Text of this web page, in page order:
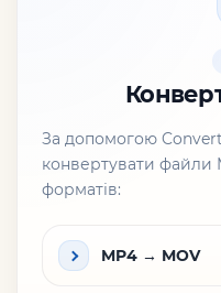
За допомогою
конвертувати файли
форматів:
MP4 → MOV